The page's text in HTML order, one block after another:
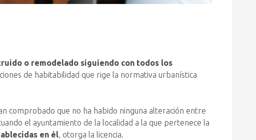
o remodelado siguiendo con todos los
de habitabilidad que rige la normativa urbanística
comprobado que no ha habido ninguna alteración entre
el ayuntamiento de la localidad a la que pertenece la
en él, otorga la licencia.